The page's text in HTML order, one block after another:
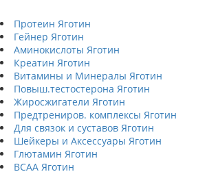
Протеин Яготин
Гейнер Яготин
Аминокислоты Яготин
Креатин Яготин
Витамины и Минералы Яготин
Повыш.тестостерона Яготин
Жиросжигатели Яготин
Предтрениров. комплексы Яготин
Для связок и суставов Яготин
Шейкеры и Аксессуары Яготин
Глютамин Яготин
BCAA Яготин